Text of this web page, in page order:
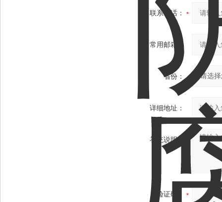
联系电话：
常用邮箱：
省份：
详细地址：
补充说明：
验证码：